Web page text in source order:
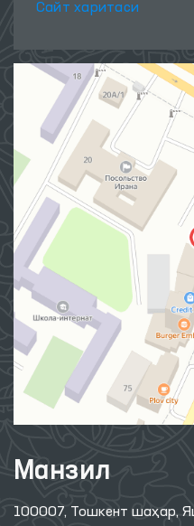
Сайт харитаси
Манзил
100007, Тошкент шаҳар,